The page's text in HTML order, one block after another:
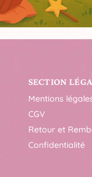
SECTION
Mentions
CGV
Retour et
Confidentialité